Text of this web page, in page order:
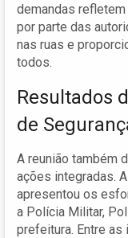
demandas
por parte das
nas ruas e
todos.
Resultados
de
A reunião também
ações integradas.
apresentou os
a Polícia Militar,
prefeitura. Entre